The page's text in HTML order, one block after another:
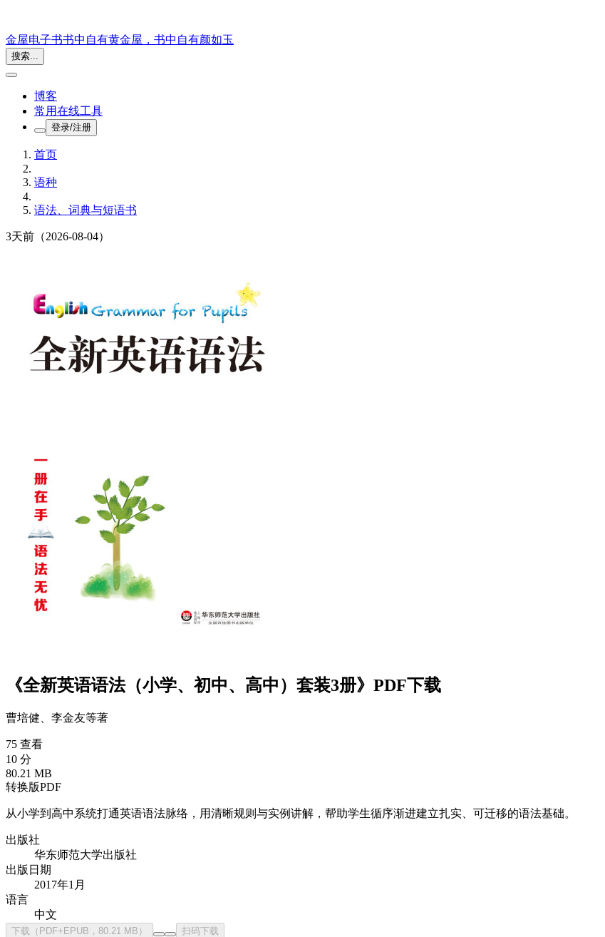
金屋电子书书中自有黄金屋，书中自有颜如玉
搜索...
博客
常用在线工具
登录/注册
首页
语种
语法、词典与短语书
3天前 （2026-08-04）
《全新英语语法（小学、初中、高中）套装3册》PDF下载
曹培健、李金友等著
75 查看
10 分
80.21 MB
转换版PDF
从小学到高中系统打通英语语法脉络，用清晰规则与实例讲解，帮助学生循序渐进建立扎实、可迁移的语法基础。
出版社
华东师范大学出版社
出版日期
2017年1月
语言
中文
下载（PDF+EPUB，80.21 MB） 扫码下载